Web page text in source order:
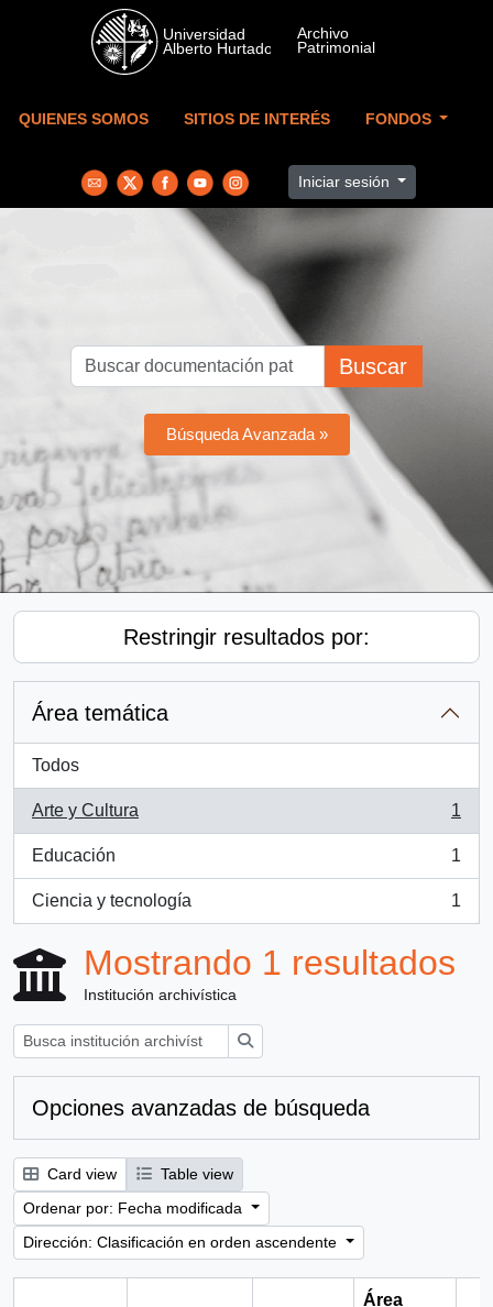
Skip to main content
QUIENES SOMOS SITIOS DE INTERÉS FONDOS
Iniciar sesión
Buscar
Búsqueda Avanzada »
Restringir resultados por:
Área temática
Todos
Arte y Cultura
, 1 resultados
1
Educación
, 1 resultados
1
Ciencia y tecnología
, 1 resultados
1
Mostrando 1 resultados
Institución archivística
Opciones avanzadas de búsqueda
Card view
Table view
Ordenar por: Fecha modificada
Dirección: Clasificación en orden ascendente
Área